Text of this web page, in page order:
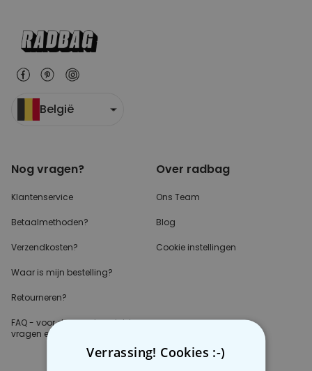
België
Nog vragen?
Klantenservice
Betaalmethoden?
Verzendkosten?
Waar is mijn bestelling?
Retourneren?
FAQ - voor demeest gestelde
vragen en antwoorden
Over radbag
Ons Team
Blog
Cookie instellingen
Verrassing! Cookies :-)